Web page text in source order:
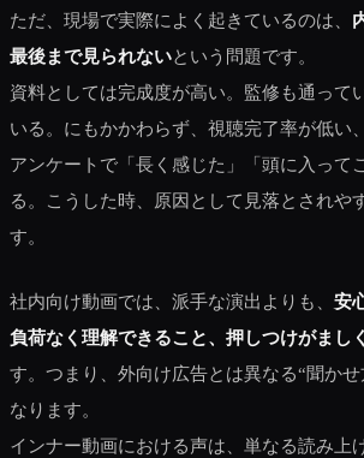
ただ、現場で実際によく起きているのは、
最後まで見られないという問題です。
資料としては完成度が高い。監修も通って
いる。にもかかわらず、視聴完了率が低い
アンケートで「長く感じた」「頭に入って
る。こうした時、原因として見落とされや
す。
社内向け動画では、派手な演出よりも、 安
負荷なく理解できること、押しつけがまし
す。つまり、外向け広告とは異なる“聞か
なります。
インナー動画における声は、単なる読み上